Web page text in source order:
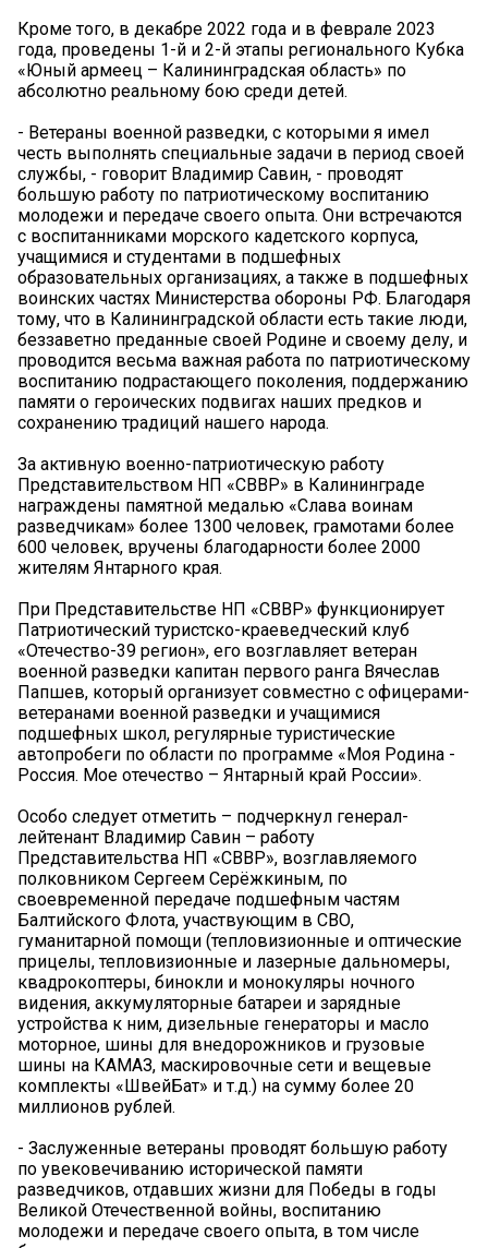
Кроме того, в декабре 2022 года и в феврале 2023
года, проведены 1-й и 2-й этапы регионального Кубка
«Юный армеец – Калининградская область» по
абсолютно реальному бою среди детей.
- Ветераны военной разведки, с которыми я имел
честь выполнять специальные задачи в период своей
службы, - говорит Владимир Савин, - проводят
большую работу по патриотическому воспитанию
молодежи и передаче своего опыта. Они встречаются
с воспитанниками морского кадетского корпуса,
учащимися и студентами в подшефных
образовательных организациях, а также в подшефных
воинских частях Министерства обороны РФ. Благодаря
тому, что в Калининградской области есть такие люди,
беззаветно преданные своей Родине и своему делу, и
проводится весьма важная работа по патриотическому
воспитанию подрастающего поколения, поддержанию
памяти о героических подвигах наших предков и
сохранению традиций нашего народа.
За активную военно-патриотическую работу
Представительством НП «СВВР» в Калининграде
награждены памятной медалью «Слава воинам
разведчикам» более 1300 человек, грамотами более
600 человек, вручены благодарности более 2000
жителям Янтарного края.
При Представительстве НП «СВВР» функционирует
Патриотический туристско-краеведческий клуб
«Отечество-39 регион», его возглавляет ветеран
военной разведки капитан первого ранга Вячеслав
Папшев, который организует совместно с офицерами-
ветеранами военной разведки и учащимися
подшефных школ, регулярные туристические
автопробеги по области по программе «Моя Родина -
Россия. Мое отечество – Янтарный край России».
Особо следует отметить – подчеркнул генерал-
лейтенант Владимир Савин – работу
Представительства НП «СВВР», возглавляемого
полковником Сергеем Серёжкиным, по
своевременной передаче подшефным частям
Балтийского Флота, участвующим в СВО,
гуманитарной помощи (тепловизионные и оптические
прицелы, тепловизионные и лазерные дальномеры,
квадрокоптеры, бинокли и монокуляры ночного
видения, аккумуляторные батареи и зарядные
устройства к ним, дизельные генераторы и масло
моторное, шины для внедорожников и грузовые
шины на КАМАЗ, маскировочные сети и вещевые
комплекты «ШвейБат» и т.д.) на сумму более 20
миллионов рублей.
- Заслуженные ветераны проводят большую работу
по увековечиванию исторической памяти
разведчиков, отдавших жизни для Победы в годы
Великой Отечественной войны, воспитанию
молодежи и передаче своего опыта, в том числе